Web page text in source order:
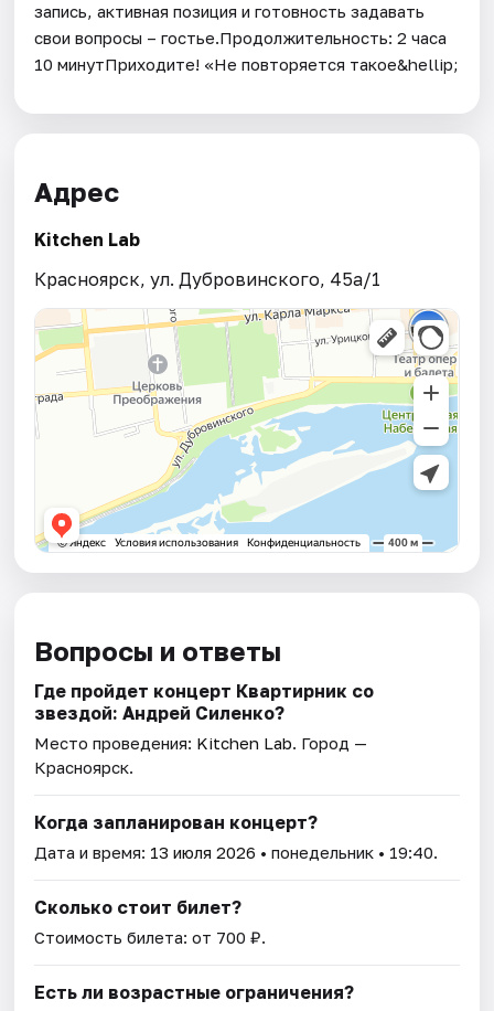
запись, активная позиция и готовность задавать
свои вопросы – гостье.Продолжительность: 2 часа
10 минутПриходите! «Не повторяется такое&hellip;
Адрес
Kitchen Lab
Красноярск, ул. Дубровинского, 45а/1
Вопросы и ответы
Где пройдет концерт Квартирник со
звездой: Андрей Силенко?
Место проведения: Kitchen Lab. Город —
Красноярск.
Когда запланирован концерт?
Дата и время: 13 июля 2026 • понедельник • 19:40.
Сколько стоит билет?
Стоимость билета: от 700 ₽.
Есть ли возрастные ограничения?